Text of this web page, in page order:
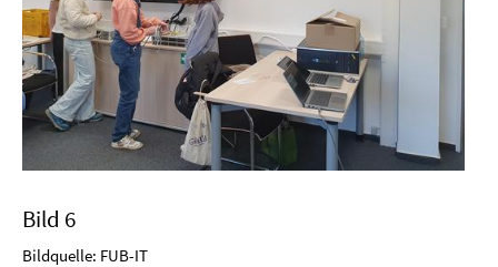
Bild 6
Bildquelle: FUB-IT